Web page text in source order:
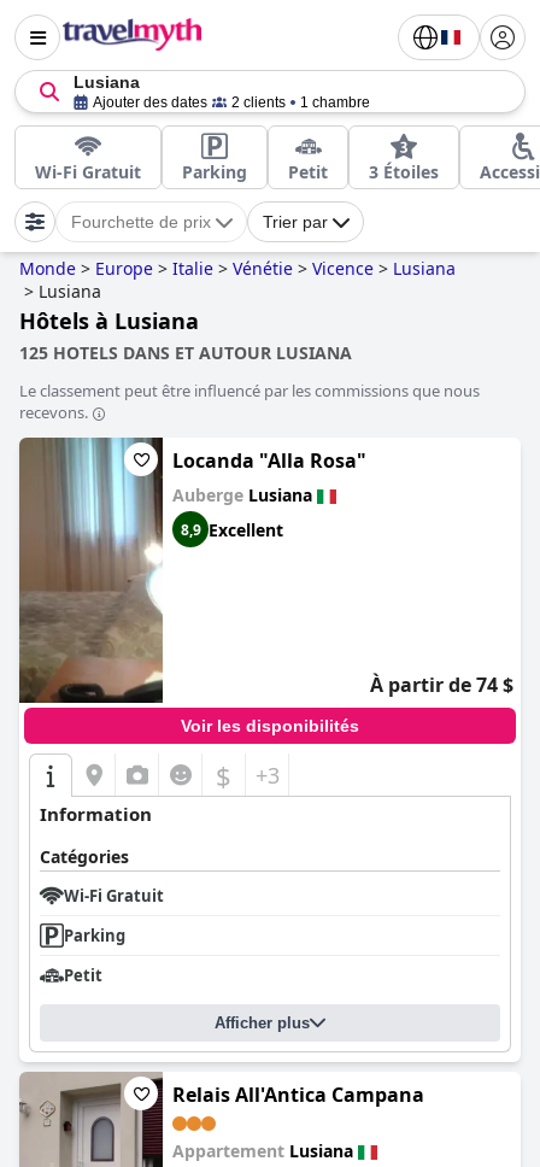
Lusiana
Ajouter des dates 2 clients 1 chambre
Wi-Fi Gratuit Parking Petit 3 Étoiles
Fourchette de prix Trier par
Monde > Europe > Italie > Vénétie > Vicence > Lusiana
> Lusiana
Hôtels à Lusiana
125 HOTELS DANS ET AUTOUR LUSIANA
Le classement peut être influencé par les commissions que nous
recevons.
Locanda "Alla Rosa"
Auberge Lusiana
8,9 Excellent
À partir de 74 $
Voir les disponibilités
$ +3
Information
Catégories
Wi-Fi Gratuit
Parking
Petit
Afficher plus
Relais All'Antica Campana
Appartement Lusiana